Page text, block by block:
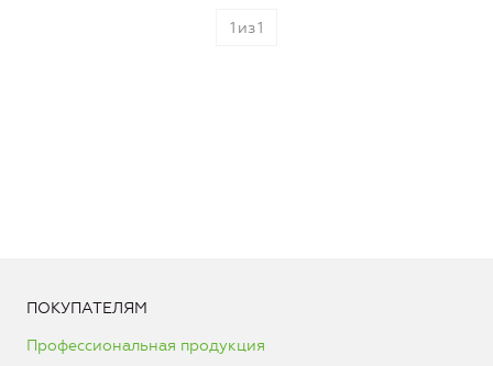
1 из1
ПОКУПАТЕЛЯМ
Профессиональная продукция